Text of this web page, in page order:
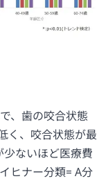
、歯の咬合状態
く、咬合状態が最
ないほど医療費
ヒナー分類= A分